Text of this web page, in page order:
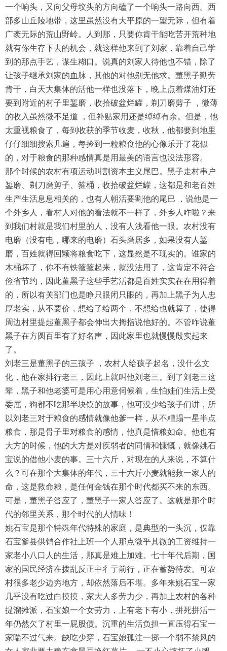
一个响头，又向父母坟头的方向磕了一个响头一路向西。西
部多山丘陵地带，这里虽然没有大平原的一望无际，但有着
广袤无际的荒山野岭。人到那，只要你肯干能吃苦开荒种地
就有你生存下去的机会，就这样他来到了刘家，靠着自己学
到的那点手艺，谋生糊口。说真的刘家人待他也不错，除了
让孩子继承刘家的血脉，其他的对他别无他求。董黑子勤劳
肯干，白天大集体的活他一样也没落下，晚上点着煤油灯还
要到附近的村子里錾磨，收拾破盆烂罐，剃刀磨剪子 ，微薄
的收入虽然微不足道 ，但补贴家用还是绰绰有余。但是，他
太重视粮食了，每到收获的季节收麦，收秋，他都要到地里
仔仔细细搜索几遍，每捡到一粒粮食他的心像乐开了花似
的，对于粮食的那种感情真是用最美的语言也没法形容。
那个时候的农村有项运动叫割资本主义尾巴。黑子走村串户
錾磨、剃刀磨剪子、箍桶，收拾破盆烂罐，这都是和老百姓
生产生活息息相关的，也有人朝活要割他的尾巴 ，说他是一
个外乡人，看村人对他的看法就不一样了，外乡人咋啦？来
到我们村就是我们村里的人，没有人浅看他一眼。农村没有
电磨（没有电，哪来的电磨）石头磨居多，如果没有人錾
磨，百姓就得回颗将粮食吃下，这显然是不现实的。谁家的
木桶坏了，你不有铁箍箍起来，就没法用了，这肯定不符合
俭省节约，因此董黑子这些手艺活都是百姓实实在在用得着
的，所以有关部门也是睁只眼闭只眼的，再加上黑子为人忠
厚老实，从不要价，想给了给两个，不想给也就算了，使得
周边村里提起董黑子都会伸出大拇指说他好的。不管咋说董
黑子在方圆百里有了好名声，因此家里也就慢慢殷实起来
了。
刘老三是董黑子的三孩子 ，农村人给孩子起名，没什么文
化，他在家排行老三，因此上就叫他刘老三。到了刘老三这
辈，黑子和他老婆可是用心用意伺候着，生怕娃们生活上受
委屈，狗都不吃那半块馍的故事，他可没少给孩子们讲，所
以刘老三对于粮食的感情就像他爹一样，从不糟蹋一星半点
粮食，那是骨子里对粮食的感情，他真是惜粮如命。他也有
大方的时候，他的大方是对疾弱者的同情和慷慨，就像姚石
宝说的借他小麦的事。三十六斤，对现在的人来说，不算什
么？可在那个大集体的年代，三十六斤小麦就能救一家人的
命，这是救命粮，是任何金钱在那个时代都买不来的东西。
可是，董黑子答应了，董黑子一家人答应了。这就是那个时
代的邻里关系，那个时代的人情味！
姚石宝是那个特殊年代特殊的家庭，是典型的一头沉，仅靠
石宝爹县供销合作社上班一个人那点微乎其微的工资维持一
家老小八口人的生活，那真是难上加难。七十年代后期，国
家的国民经济在拨乱反正中彳亍前行，正在蓄势待发。可农
村很多老少边穷地方，却依然落后不堪。多年来姚石宝一家
几乎没有吃过白摸摸，家大人多劳力少，再加上农村的各种
提溜摊派，石宝娘一个女劳力，上有老下有小，拼死拼活一
年仍然欠了村里一屁股债。沉重的生活负担一直压得石宝一
家喘不过气来。缺吃少穿，石宝娘孤注一掷一个弱不禁风的